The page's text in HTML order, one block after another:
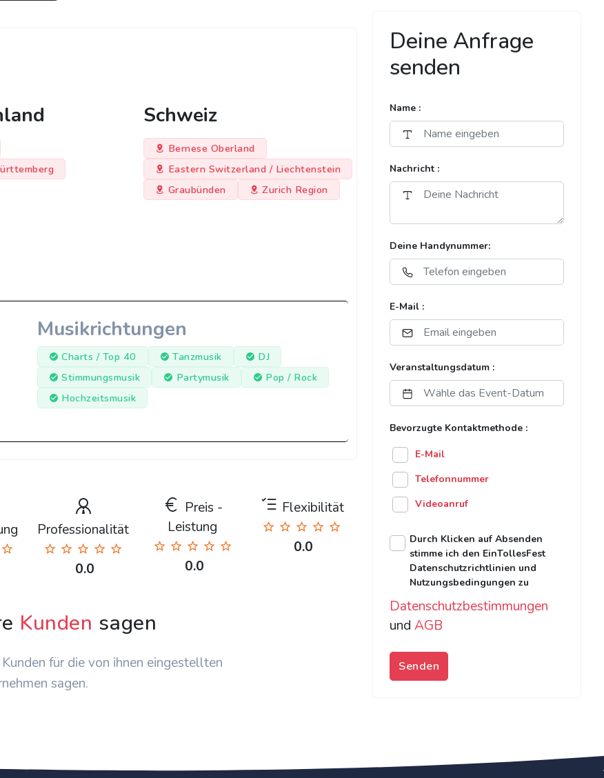
Schweiz
Bernese Oberland
Eastern Switzerland / Liechtenstein
Graubünden
Zurich Region
Musikrichtungen
Charts / Top 40 Tanzmusik
DJ
Stimmungsmusik
Partymusik
Pop / Rock
Hochzeitsmusik
Professionalität
0.0
Preis -
Leistung
0.0
Flexibilität
0.0
Kunden sagen
für die von ihnen eingestellten
sagen.
Deine Anfrage
senden
Name :
Nachricht :
Deine Handynummer:
E-Mail :
Veranstaltungsdatum :
Bevorzugte Kontaktmethode :
E-Mail
Telefonnummer
Videoanruf
Durch Klicken auf Absenden
stimme ich den EinTollesFest
Datenschutzrichtlinien und
Nutzungsbedingungen zu
Datenschutzbestimmungen
und AGB
Senden